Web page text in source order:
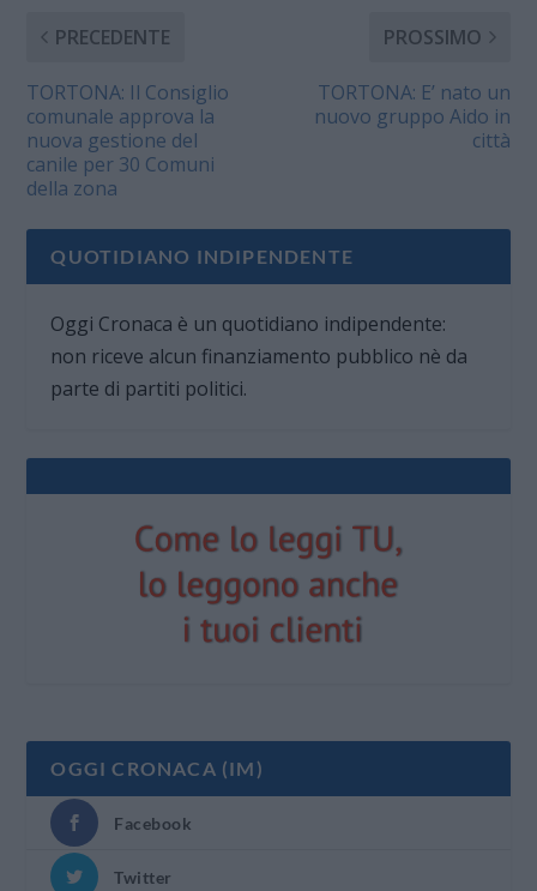
PRECEDENTE
TORTONA: Il Consiglio
comunale approva la
nuova gestione del
canile per 30 Comuni
della zona
PROSSIMO
TORTONA: E’ nato un
nuovo gruppo Aido in
città
QUOTIDIANO INDIPENDENTE
Oggi Cronaca è un quotidiano indipendente:
non riceve alcun finanziamento pubblico nè da
parte di partiti politici.
OGGI CRONACA (IM)
Facebook
Twitter